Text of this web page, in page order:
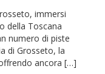
immersi
della Toscana
numero di piste
di Grosseto, la
ancora […]